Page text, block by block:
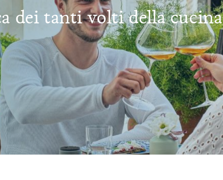
dei tanti volti della cucina